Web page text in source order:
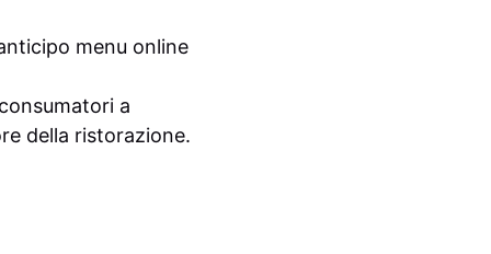
menu online
a
della ristorazione.